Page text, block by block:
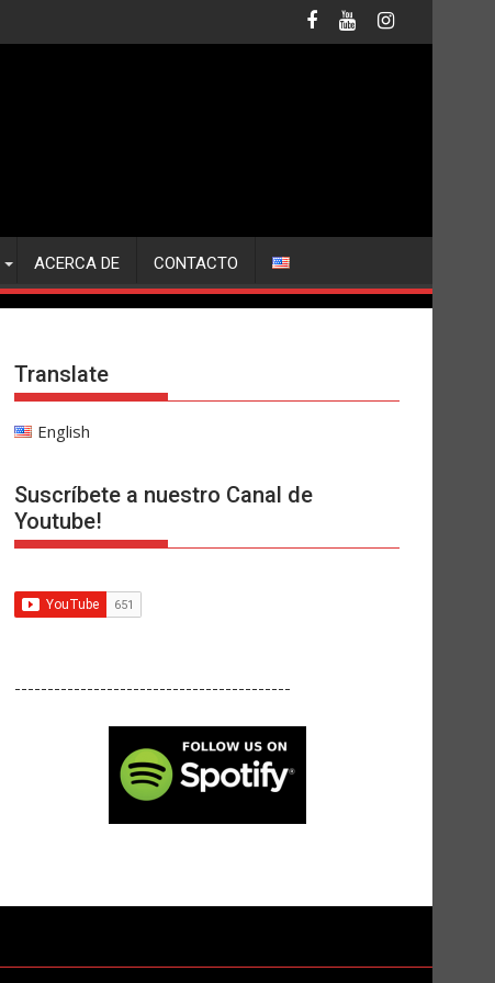
ACERCA DE CONTACTO
Translate
English
Suscríbete a nuestro Canal de
Youtube!
------------------------------------------